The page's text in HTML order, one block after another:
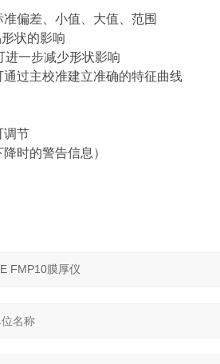
偏差、小值、大值、范围
状的影响
进一步减少形状影响
过主校准建立准确的特征曲线
调节
时的警告信息）